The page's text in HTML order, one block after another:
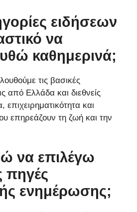
ειδήσεων
να
καθημερινά;
τις βασικές
από Ελλάδα και διεθνείς
επιχειρηματικότητα και
επηρεάζουν τη ζωή και την
να επιλέγω
πηγές
ενημέρωσης;